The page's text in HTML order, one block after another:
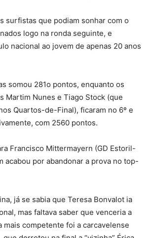
surfistas que podiam sonhar com o
logo na ronda seguinte, e
nacional ao jovem de apenas 20 anos
somou 281o pontos, enquanto os
Martim Nunes e Tiago Stock (que
Quartos-de-Final), ficaram no 6º e
com 2560 pontos.
Francisco Mittermayern (GD Estoril-
acabou por abandonar a prova no top-
já se sabia que Teresa Bonvalot ia
mas faltava saber que venceria a
mais competente foi a carcavelense